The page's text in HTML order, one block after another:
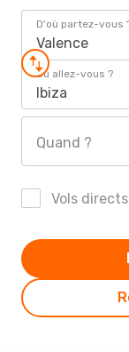
D'où partez-vous
Valence
Où allez-vous ?
Ibiza
Quand ?
Vols directs